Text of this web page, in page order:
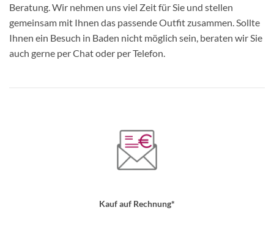
Beratung. Wir nehmen uns viel Zeit für Sie und stellen
gemeinsam mit Ihnen das passende Outfit zusammen. Sollte
Ihnen ein Besuch in Baden nicht möglich sein, beraten wir Sie
auch gerne per Chat oder per Telefon.
Kauf auf Rechnung*